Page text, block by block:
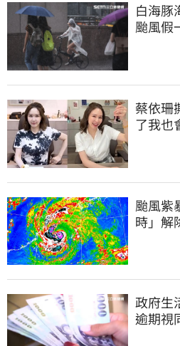
白海豚
颱風假
蔡依珊
了我也
颱風紫
時」解
政府生
逾期視